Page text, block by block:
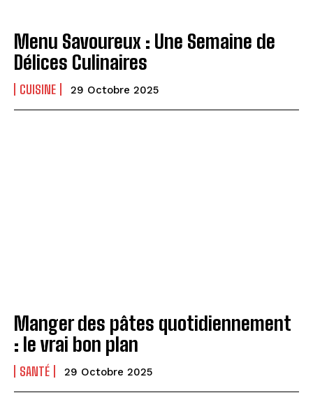
Menu Savoureux : Une Semaine de
Délices Culinaires
CUISINE 29 Octobre 2025
Manger des pâtes quotidiennement
: le vrai bon plan
SANTÉ 29 Octobre 2025